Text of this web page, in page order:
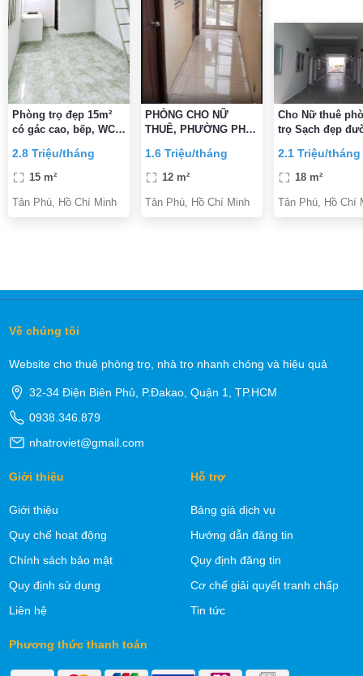
Phòng trọ đẹp 15m²
có gác cao, bếp, WC
Tân Phú
2.8 Triệu/tháng
15 m²
Tân Phú, Hồ Chí Minh
PHÒNG CHO NỮ
THUÊ, PHƯỜNG PHÚ
1.6 Triệu/tháng
12 m²
Tân Phú, Hồ Chí Minh
Cho Nữ thuê
trọ Sạch đẹp
Huit & Aeon 10p
rẻ
2.1 Triệu/tháng
18 m²
Tân Phú, Hồ Chí
Về chúng tôi
Website cho thuê phòng trọ, nhà trọ nhanh chóng và hiệu quả
32-34 Điện Biên Phủ, P.Đakao, Quận 1, TP.HCM
0938.346.879
nhatroviet@gmail.com
Giới thiệu
Giới thiệu
Quy chế hoạt động
Chính sách bảo mật
Quy định sử dụng
Liên hệ
Hỗ trợ
Bảng giá dịch vụ
Hướng dẫn đăng tin
Quy định đăng tin
Cơ chế giải quyết tranh chấp
Tin tức
Phương thức thanh toán